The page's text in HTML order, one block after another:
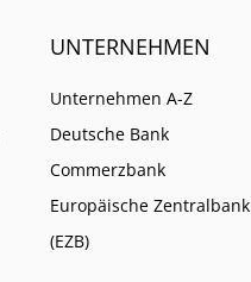
UNTERNEHMEN
Unternehmen A-Z
Deutsche Bank
Commerzbank
Europäische Zentralbank
(EZB)